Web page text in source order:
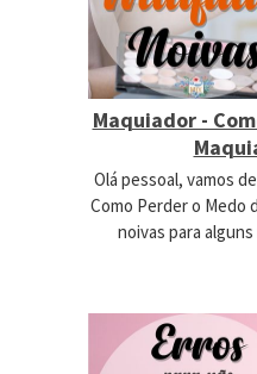
Maquiador -
Olá pessoal, vamos
Como Perder o Medo
noivas para